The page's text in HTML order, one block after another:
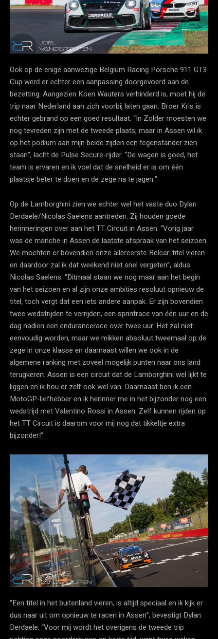
Ook op de enige aanwezige Belgium Racing Porsche 911 GT3
Cup werd er echter een aanpassing doorgevoerd aan de
bezetting. Aangezien Koen Wauters verhinderd is, moet hij de
trip naar Nederland aan zich voorbij laten gaan. Broer Kris is
echter gebrand op een goed resultaat. “In Zolder moesten we
nog tevreden zijn met de tweede plaats, maar in Assen wil ik
op het podium aan mijn beide zijden een tegenstander zien
staan”, lacht de Pulse Secure-rijder. “De wagen is goed, het
team is ervaren en ik voel dat de snelheid er is om één
plaatsje beter te doen en de zege na te jagen.”
Op de Lamborghini zien we echter wel het vaste duo Dylan
Derdaele/Nicolas Saelens aantreden. Zij houden goede
herinneringen over aan het TT Circuit in Assen. “Vorig jaar
was de manche in Assen de laatste afspraak van het seizoen.
We mochten er bovendien onze allereerste Belcar-titel vieren
en daardoor zal ik dat weekend niet snel vergeten”, aldus
Nicolas Saelens. “Ditmaal staan we nog maar aan het begin
van het seizoen en al zijn onze ambities resoluut opnieuw de
titel, toch vergt dat een iets andere aanpak. Er zijn bovendien
twee wedstrijden te verrijden, een sprintrace van één uur en de
dag nadien een endurancerace over twee uur. Het zal niet
eenvoudig worden, maar we mikken absoluut tweemaal op de
zege in onze klasse en daarnaast willen we ook in de
algemene ranking met zoveel mogelijk punten naar ons land
terugkeren. Assen is een circuit dat de Lamborghini wel lijkt te
liggen en ik hou er zelf ook wel van. Daarnaast ben ik een
MotoGP-liefhebber en ik herinner me in het bijzonder nog een
wedstrijd met Valentino Rossi in Assen. Zelf kunnen rijden op
het TT Circuit is daarom voor mij nog dat tikkeltje extra
bijzonder!”
“Een titel in het buitenland vieren, is altijd speciaal en ik kijk er
dus naar uit om opnieuw te racen in Assen”, bevestigt Dylan
Derdaele. “Voor mij wordt het overigens de tweede trip